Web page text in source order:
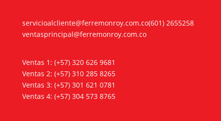
servicioalcliente@ferremonroy.com.co
ventasprincipal@ferremonroy.com.co
(601) 2655258
Ventas 1: (+57) 320 626 9681
Ventas 2: (+57) 310 285 8265
Ventas 3: (+57) 301 621 0781
Ventas 4: (+57) 304 573 8765